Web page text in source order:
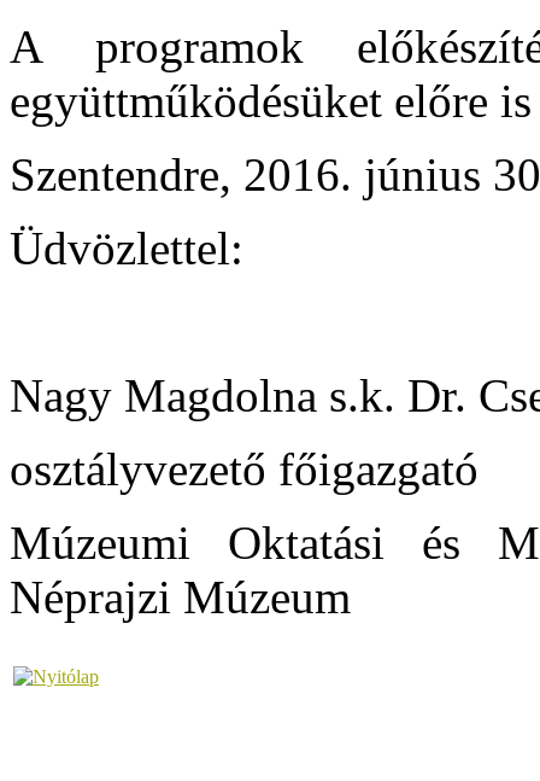
A programok
együttműködésüket előre
Szentendre, 2016. június
Üdvözlettel:
Nagy Magdolna s.k. Dr.
osztályvezető főigazgató
Múzeumi Oktatási és
Néprajzi Múzeum